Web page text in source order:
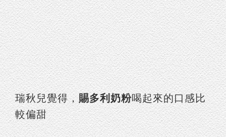
瑞秋兒覺得，賜多利奶粉喝起來的口感比
較偏甜